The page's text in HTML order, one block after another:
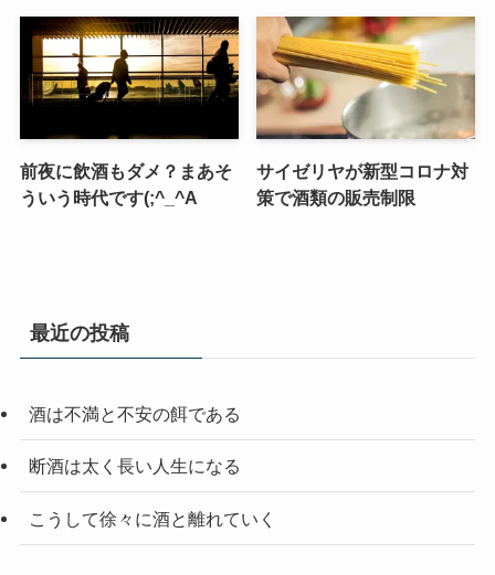
前夜に飲酒もダメ？まあそ
ういう時代です(;^_^A
サイゼリヤが新型コロナ対
策で酒類の販売制限
最近の投稿
酒は不満と不安の餌である
断酒は太く長い人生になる
こうして徐々に酒と離れていく